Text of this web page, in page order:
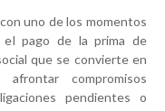
uno de los momentos
el pago de la prima de
que se convierte en
compromisos
pendientes o